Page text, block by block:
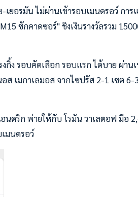
เยอรมัน ไม่ผ่านเข้ารอบเมนดรอว์ กา
ซักคาดซอร์" ชิงเงินรางวัลรวม
กิ้ง รอบคัดเลือก รอบแรก ได้บาย ผ่าน
เมกาเลมอส จากไซปรัส 2-1 เซต 6-
ดริก พ่ายให้กับ โรมัน วาเลตอฟ มือ
มนดรอว์